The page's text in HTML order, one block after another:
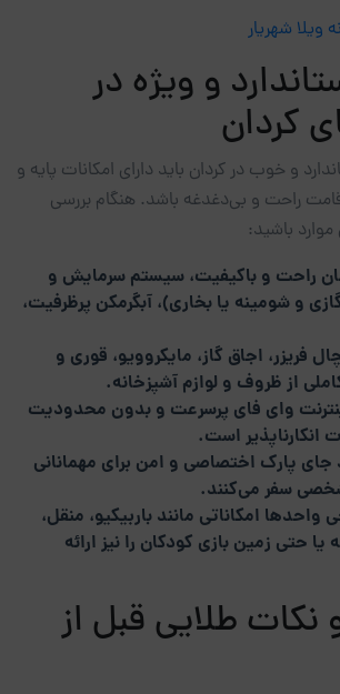
ویلا شهریار
و ویژه در
کردان
و خوب در کردان باید دارای امکانات پایه و
راحت و بی‌دغدغه باشد. هنگام بررسی
موارد باشید:
راحت و باکیفیت، سیستم سرمایش و
و شومینه یا بخاری)، آبگرمکن پرظرفیت،
فریزر، اجاق گاز، مایکروویو، قوری و
از ظروف و لوازم آشپزخانه.
وای فای پرسرعت و بدون محدودیت
انکارناپذیر است.
پارک اختصاصی و امن برای مهمانانی
سفر می‌کنند.
واحدها امکاناتی مانند باربیکیو، منقل،
یا حتی زمین بازی کودکان را نیز ارائه
نکات طلایی قبل از